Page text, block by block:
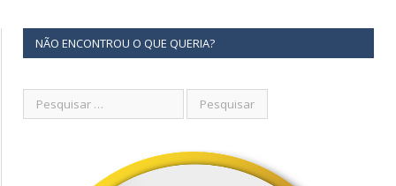
NÃO ENCONTROU O QUE QUERIA?